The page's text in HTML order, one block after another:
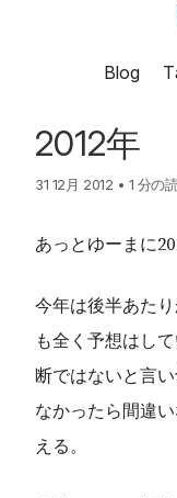
Blog
2012年
31 12月 2012 • 1 分の
あっとゆーまに
今年は後半あた
も全く予想はし
断ではないと言
なかったら間違
える。